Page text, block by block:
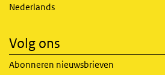
Nederlands
Volg ons
Abonneren nieuwsbrieven